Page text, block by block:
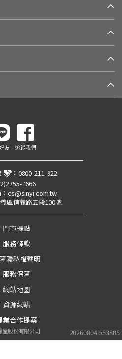
20260804.b53805
友 追蹤我們
： 0800-211-922
7666
cs@sinyi.com.tw
區信義路五段100號
門市據點
服務條款
隱私權聲明
服務保障
網站地圖
資源網站
業合作提案
屋股份有限公司